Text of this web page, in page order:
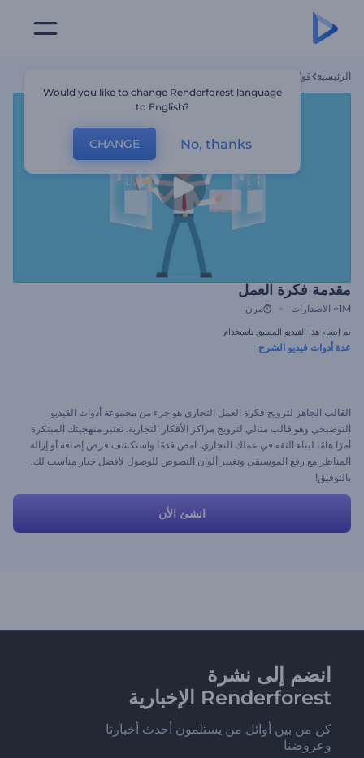
الرئيسية قوالب
مقدمة فكرة العمل
1M+ الاصدارات مرن
تم إنشاء هذا الفيديو المسبق باستخدام
عدة أدوات فيديو الشرح
القالب الجاهز لترويج فكرة العمل التجاري هو جزء من مجموعة أدوات الفيديو
التوضيحي وهو قالب مثالي لترويج مراكز الأفكار التجارية. تعتبر منهجيتك المبتكرة
أمرًا هامًا لبناء الثقة في عملك التجاري. امض قدمًا واستكشف فرص إضافة أو إزالة
المناظر مع رفع الموسيقى وتغيير ألوان النصوص للوصول لأفضل خيار مناسب لك.
بالتوفيق!
انشئ الأن
انضم إلى نشرة
Renderforest الإخبارية
كن من بين أوائل من يستلمون أحدث أخبارنا
وعروضنا
Would you like to change Renderforest language
to English?
CHANGE No, thanks